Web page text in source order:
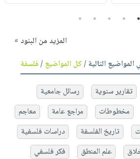
1
2
3
4
5
المزيد من البنود »
التالية /كل المواضيع/فلسفة
تقارير سنوية
رسائل جامعية
مخطوطات مراجع عامة
معاجم
تاريخ الفلسفة
دراسات فلسفية
علم المنطق
فكر فلسفي